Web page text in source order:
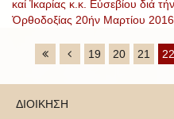
καί Ἰκαρίας κ.κ. Εὐσεβίου διά
Ὀρθοδοξίας 20ήν Μαρτίου 2016
19 20 21 22
ΔΙΟΙΚΗΣΗ